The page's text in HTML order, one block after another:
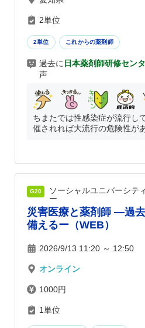
2単位
2単位 これからの薬剤師
過去に 日本薬剤師研修セン
声
ちまたでは性感染症が流行し
催されれば大流行の危険性が
G20
ソーシャルユニバーシテ
ー
災害医療と薬剤師 ―過
備えるー（WEB）
2026/9/13 11:20 ～ 12:50
オンライン
1000円
1単位